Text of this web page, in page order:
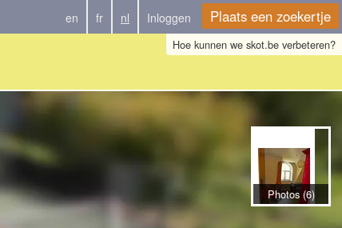
en fr nl Inloggen Plaats een zoekertje
Hoe kunnen we skot.be verbeteren?